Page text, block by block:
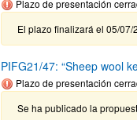
Plazo de presentación
El plazo finalizará el 05/07/
PIFG21/47: “Sheep wool
Plazo de presentación
Se ha publicado la